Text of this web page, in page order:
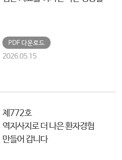
PDF 다운로드
2026.05.15
제772호
역지사지로 더 나은 환자경험
만들어 갑니다